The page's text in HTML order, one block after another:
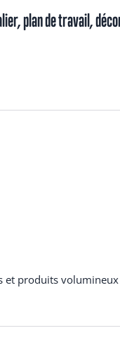
plan de travail,
et produits volumineux